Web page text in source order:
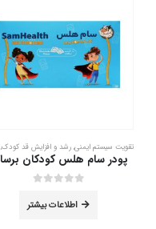
تقویت سیستم ایمنی, رشد و افزایش قد کودک,
اطلاعات بیشتر